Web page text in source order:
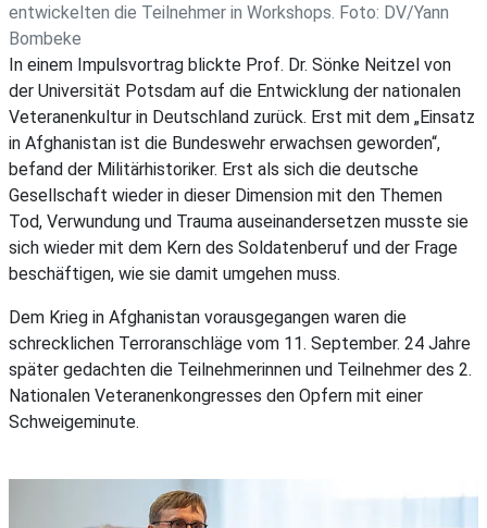
entwickelten die Teilnehmer in Workshops. Foto: DV/Yann
Bombeke
In einem Impulsvortrag blickte Prof. Dr. Sönke Neitzel von
der Universität Potsdam auf die Entwicklung der nationalen
Veteranenkultur in Deutschland zurück. Erst mit dem „Einsatz
in Afghanistan ist die Bundeswehr erwachsen geworden“,
befand der Militärhistoriker. Erst als sich die deutsche
Gesellschaft wieder in dieser Dimension mit den Themen
Tod, Verwundung und Trauma auseinandersetzen musste sie
sich wieder mit dem Kern des Soldatenberuf und der Frage
beschäftigen, wie sie damit umgehen muss.
Dem Krieg in Afghanistan vorausgegangen waren die
schrecklichen Terroranschläge vom 11. September. 24 Jahre
später gedachten die Teilnehmerinnen und Teilnehmer des 2.
Nationalen Veteranenkongresses den Opfern mit einer
Schweigeminute.